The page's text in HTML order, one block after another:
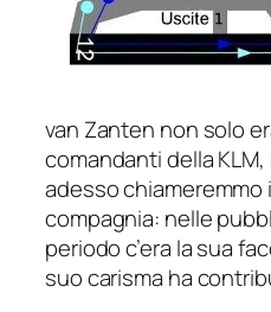
van Zanten non solo
comandanti della
adesso chiameremmo
compagnia: nelle
periodo c’era la sua
suo carisma ha